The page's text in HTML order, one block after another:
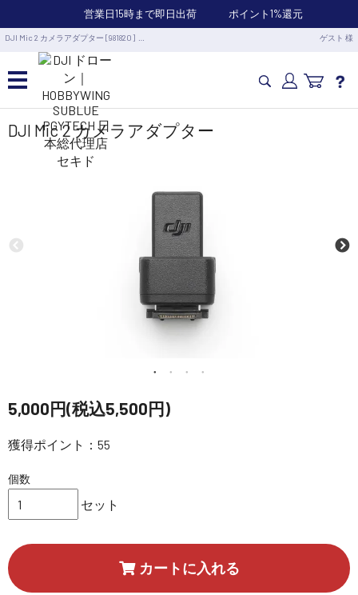
営業日15時まで即日出荷 ポイント1%還元
DJI Mic 2 カメラアダプター [981820] … ゲスト 様
カメラドローン・生活家電
業務用ドローン・業務関連製品
水中ドローン(ROV)・水中スクーター
講習会･国家資格･WEBセミナー
定期配信!
DJI Mic 2 カメラアダプター
5,000円(税込5,500円)
獲得ポイント：55
個数
セット
カートに入れる